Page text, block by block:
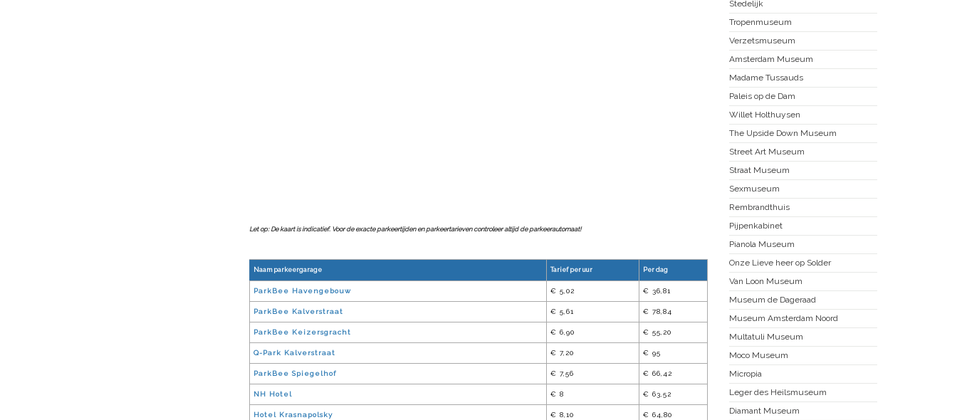
Let op: De kaart is indicatief. Voor de exacte parkeertijden en parkeertarieven controleer altijd de parkeerautomaat!
Naam parkeergarage Tarief per uur Per dag
ParkBee Havengebouw € 5,02 € 36,81
ParkBee Kalverstraat € 5,61 € 78,84
ParkBee Keizersgracht € 6,90 € 55,20
Q-Park Kalverstraat € 7,20 € 95
ParkBee Spiegelhof € 7,56 € 66,42
NH Hotel € 8 € 63,52
Hotel Krasnapolsky € 8,10 € 64,80
Stedelijk
Tropenmuseum
Verzetsmuseum
Amsterdam Museum
Madame Tussauds
Paleis op de Dam
Willet Holthuysen
The Upside Down Museum
Street Art Museum
Straat Museum
Sexmuseum
Rembrandthuis
Pijpenkabinet
Pianola Museum
Onze Lieve heer op Solder
Van Loon Museum
Museum de Dageraad
Museum Amsterdam Noord
Multatuli Museum
Moco Museum
Micropia
Leger des Heilsmuseum
Diamant Museum